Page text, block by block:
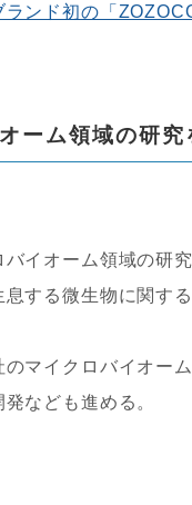
ランド初の「
ーム領域の研究
バイオーム領域の研
する微生物に関す
のマイクロバイオー
なども進める。